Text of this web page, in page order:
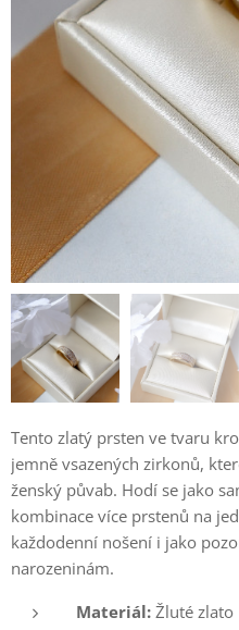
Tento zlatý prsten ve tvaru
jemně vsazených zirkonů,
ženský půvab. Hodí se jako
kombinace více prstenů na
každodenní nošení i jako
narozeninám.
Materiál: Žluté zlato